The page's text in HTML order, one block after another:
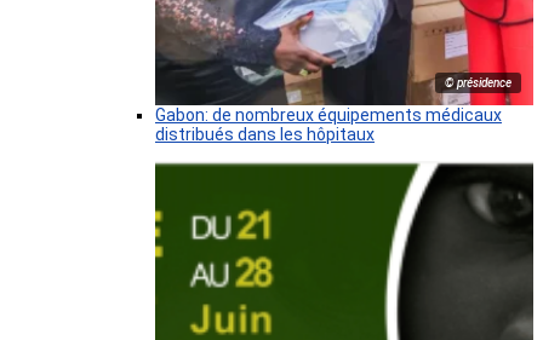
© présidence
Gabon: de nombreux équipements médicaux
distribués dans les hôpitaux